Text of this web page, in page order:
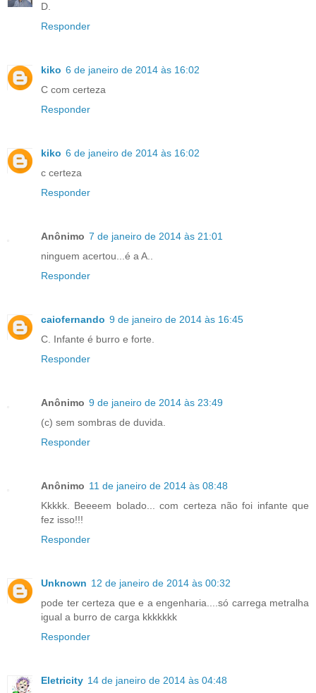
D.
Responder
kiko 6 de janeiro de 2014 às 16:02
C com certeza
Responder
kiko 6 de janeiro de 2014 às 16:02
c certeza
Responder
Anônimo 7 de janeiro de 2014 às 21:01
ninguem acertou...é a A..
Responder
caiofernando 9 de janeiro de 2014 às 16:45
C. Infante é burro e forte.
Responder
Anônimo 9 de janeiro de 2014 às 23:49
(c) sem sombras de duvida.
Responder
Anônimo 11 de janeiro de 2014 às 08:48
Kkkkk. Beeeem bolado... com certeza não foi infante que
fez isso!!!
Responder
Unknown 12 de janeiro de 2014 às 00:32
pode ter certeza que e a engenharia....só carrega metralha
igual a burro de carga kkkkkkk
Responder
Eletricity 14 de janeiro de 2014 às 04:48